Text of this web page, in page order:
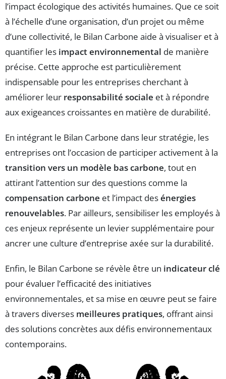
l’impact écologique des activités humaines. Que ce soit
à l’échelle d’une organisation, d’un projet ou même
d’une collectivité, le Bilan Carbone aide à visualiser et à
quantifier les impact environnemental de manière
précise. Cette approche est particulièrement
indispensable pour les entreprises cherchant à
améliorer leur responsabilité sociale et à répondre
aux exigeances croissantes en matière de durabilité.
En intégrant le Bilan Carbone dans leur stratégie, les
entreprises ont l’occasion de participer activement à la
transition vers un modèle bas carbone, tout en
attirant l’attention sur des questions comme la
compensation carbone et l’impact desénergies
renouvelables. Par ailleurs, sensibiliser les employés à
ces enjeux représente un levier supplémentaire pour
ancrer une culture d’entreprise axée sur la durabilité.
Enfin, le Bilan Carbone se révèle être un indicateur clé
pour évaluer l’efficacité des initiatives
environnementales, et sa mise en œuvre peut se faire
à travers diverses meilleures pratiques, offrant ainsi
des solutions concrètes aux défis environnementaux
contemporains.